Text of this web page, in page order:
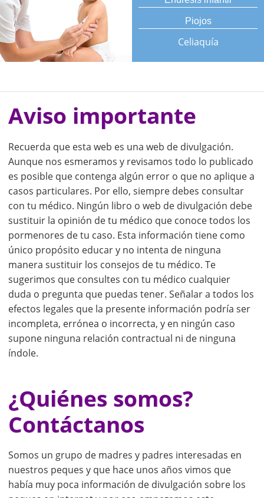
Piojos
Celiaquía
Aviso importante
Recuerda que esta web es una web de divulgación.
Aunque nos esmeramos y revisamos todo lo publicado
es posible que contenga algún error o que no aplique a
casos particulares. Por ello, siempre debes consultar
con tu médico. Ningún libro o web de divulgación debe
sustituir la opinión de tu médico que conoce todos los
pormenores de tu caso. Esta información tiene como
único propósito educar y no intenta de ninguna
manera sustituir los consejos de tu médico. Te
sugerimos que consultes con tu médico cualquier
duda o pregunta que puedas tener. Señalar a todos los
efectos legales que la presente información podría ser
incompleta, errónea o incorrecta, y en ningún caso
supone ninguna relación contractual ni de ninguna
índole.
¿Quiénes somos?
Contáctanos
Somos un grupo de madres y padres interesadas en
nuestros peques y que hace unos años vimos que
había muy poca información de divulgación sobre los